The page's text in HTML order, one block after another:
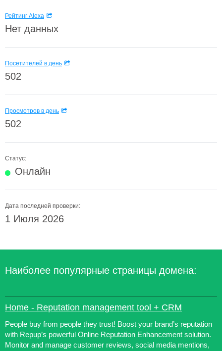
Рейтинг Alexa
Нет данных
Посетителей в день
502
Просмотров в день
502
Статус:
Онлайн
Дата последней проверки:
1 Июля 2026
Наиболее популярные страницы домена:
Home - Reputation management tool + CRM
People buy from people they trust! Boost your brand’s reputation
with Repup’s powerful Online Reputation Enhancement solution.
Monitor and manage customer reviews, social media mentions,